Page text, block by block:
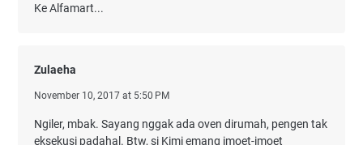
Ke Alfamart...
Zulaeha
November 10, 2017 at 5:50 PM
Ngiler, mbak. Sayang nggak ada oven dirumah, pengen tak
eksekusi padahal. Btw, si Kimi emang imoet-imoet